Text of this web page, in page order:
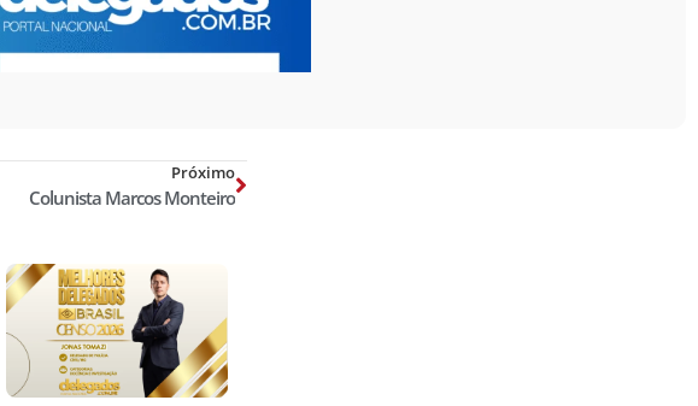
Próximo
Colunista Marcos Monteiro